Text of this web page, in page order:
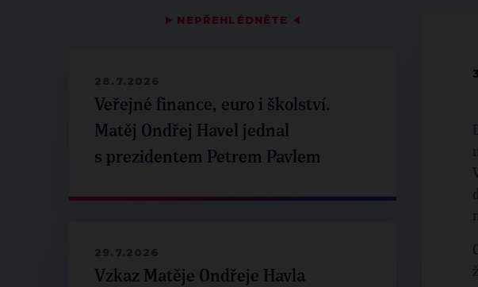
▶ NEPŘEHLÉDNĚTE ◀
28.7.2026
Veřejné finance, euro i školství.
Matěj Ondřej Havel jednal
s prezidentem Petrem Pavlem
29.7.2026
Vzkaz Matěje Ondřeje Havla